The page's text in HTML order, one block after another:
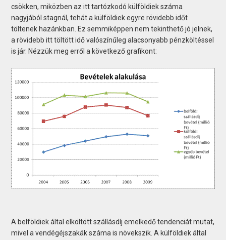
csökken, miközben az itt tartózkodó külföldiek száma
nagyjából stagnál, tehát a külföldiek egyre rövidebb időt
töltenek hazánkban. Ez semmiképpen nem tekinthető jó jelnek,
a rövidebb itt töltött idő valószínűleg alacsonyabb pénzköltéssel
is jár. Nézzük meg erről a következő grafikont:
A belföldiek által elköltött szállásdíj emelkedő tendenciát mutat,
mivel a vendégéjszakák száma is növekszik. A külföldiek által